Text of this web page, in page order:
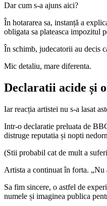
Dar cum s-a ajuns aici?
În hotararea sa, instanță a
obligata sa plateasca impozitul
În schimb, judecatorii au decis
Mic detaliu, mare diferenta.
Declaratii acide și
Iar reacția artistei nu s-a lasat
Intr-o declaratie preluata de
distruge reputatia și nopti
(Stii probabil cat de mult a
Artista a continuat în forta. „Nu
Sa fim sincere, o astfel de
numele și imaginea publica